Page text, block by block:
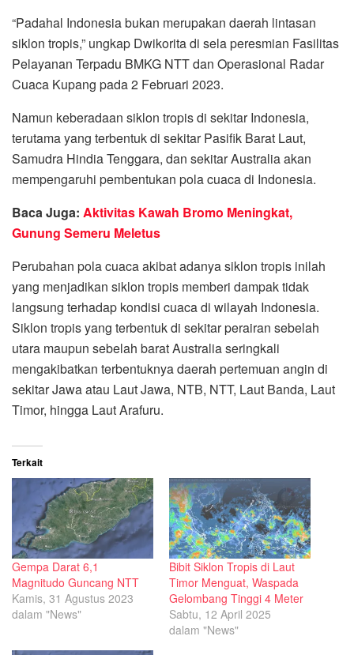
“Padahal Indonesia bukan merupakan daerah lintasan
siklon tropis,” ungkap Dwikorita di sela peresmian Fasilitas
Pelayanan Terpadu BMKG NTT dan Operasional Radar
Cuaca Kupang pada 2 Februari 2023.
Namun keberadaan siklon tropis di sekitar Indonesia,
terutama yang terbentuk di sekitar Pasifik Barat Laut,
Samudra Hindia Tenggara, dan sekitar Australia akan
mempengaruhi pembentukan pola cuaca di Indonesia.
Baca Juga: Aktivitas Kawah Bromo Meningkat,
Gunung Semeru Meletus
Perubahan pola cuaca akibat adanya siklon tropis inilah
yang menjadikan siklon tropis memberi dampak tidak
langsung terhadap kondisi cuaca di wilayah Indonesia.
Siklon tropis yang terbentuk di sekitar perairan sebelah
utara maupun sebelah barat Australia seringkali
mengakibatkan terbentuknya daerah pertemuan angin di
sekitar Jawa atau Laut Jawa, NTB, NTT, Laut Banda, Laut
Timor, hingga Laut Arafuru.
Terkait
Gempa Darat 6,1
Magnitudo Guncang NTT
Kamis, 31 Agustus 2023
dalam "News"
Bibit Siklon Tropis di Laut
Timor Menguat, Waspada
Gelombang Tinggi 4 Meter
Sabtu, 12 April 2025
dalam "News"